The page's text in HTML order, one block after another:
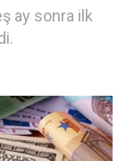
ay sonra ilk